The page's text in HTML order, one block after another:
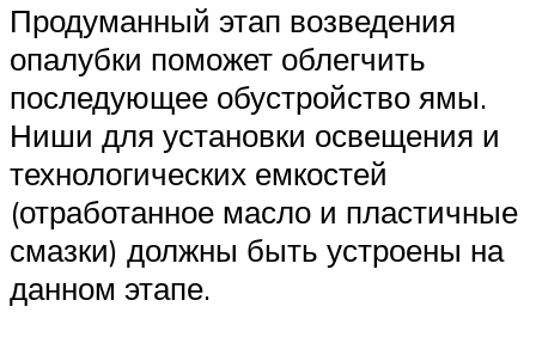
Продуманный этап возведения
опалубки поможет облегчить
последующее обустройство ямы.
Ниши для установки освещения и
технологических емкостей
(отработанное масло и пластичные
смазки) должны быть устроены на
данном этапе.